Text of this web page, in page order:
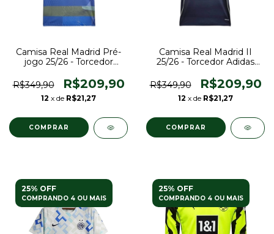
Camisa Real Madrid Pré-
jogo 25/26 - Torcedor
R$349,90
R$209,90
12 x de R$21,27
COMPRAR
Camisa Real Madrid II
25/26 - Torcedor Adidas
detalhes em amarelo
R$349,90 R$209,90
12 x de R$21,27
COMPRAR
25% OFF
COMPRANDO 4 OU MAIS
25% OFF
COMPRANDO 4 OU MAIS